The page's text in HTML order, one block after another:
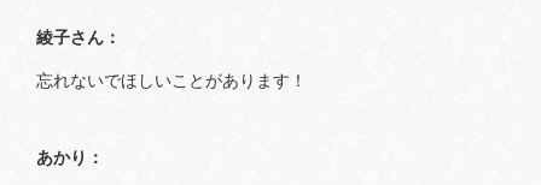
綾子さん：
忘れないでほしいことがあります！
あかり：